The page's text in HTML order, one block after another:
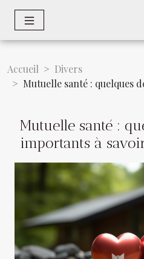
Accueil
Divers
Mutuelle santé : quelques
Mutuelle santé :
importants à